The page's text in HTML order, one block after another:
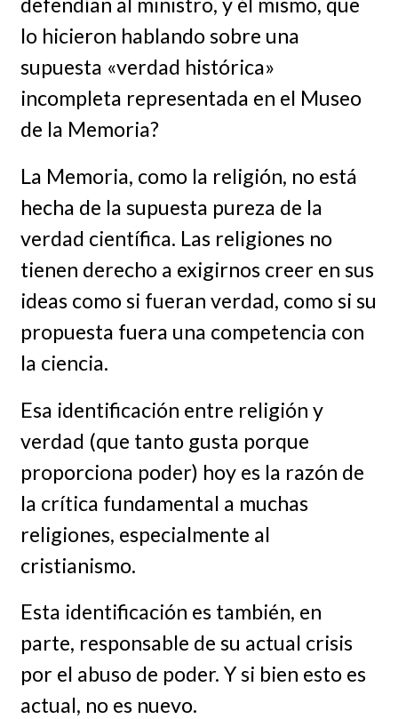
lo hicieron hablando sobre una
supuesta «verdad histórica»
incompleta representada en el Museo
de la Memoria?
La Memoria, como la religión, no está
hecha de la supuesta pureza de la
verdad científica. Las religiones no
tienen derecho a exigirnos creer en sus
ideas como si fueran verdad, como si su
propuesta fuera una competencia con
la ciencia.
Esa identificación entre religión y
verdad (que tanto gusta porque
proporciona poder) hoy es la razón de
la crítica fundamental a muchas
religiones, especialmente al
cristianismo.
Esta identificación es también, en
parte, responsable de su actual crisis
por el abuso de poder. Y si bien esto es
actual, no es nuevo.